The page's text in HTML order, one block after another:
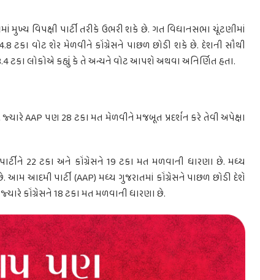
મુખ્ય વિપક્ષી પાર્ટી તરીકે ઉભરી શકે છે. ગત વિધાનસભા ચૂંટણીમાં
ટકા વોટ શેર મેળવીને કોંગ્રેસને પાછળ છોડી શકે છે. દેશની સૌથી
ટકા લોકોએ કહ્યું કે તે અન્યને વોટ આપશે અથવા અનિર્ણિત હતા.
જ્યારે AAP પણ 28 ટકા મત મેળવીને મજબૂત પ્રદર્શન કરે તેવી અપેક્ષા
22 ટકા અને કોંગ્રેસને 19 ટકા મત મળવાની ધારણા છે. મધ્ય
આદમી પાર્ટી (AAP) મધ્ય ગુજરાતમાં કોંગ્રેસને પાછળ છોડી દેશે
કોંગ્રેસને 18 ટકા મત મળવાની ધારણા છે.